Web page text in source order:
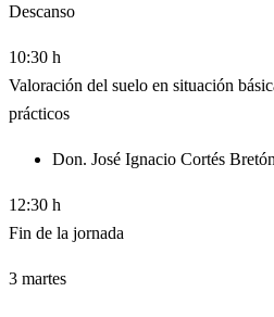
Descanso
10:30 h
Valoración del suelo en situación
prácticos
Don. José Ignacio Cortés
12:30 h
Fin de la jornada
3 martes